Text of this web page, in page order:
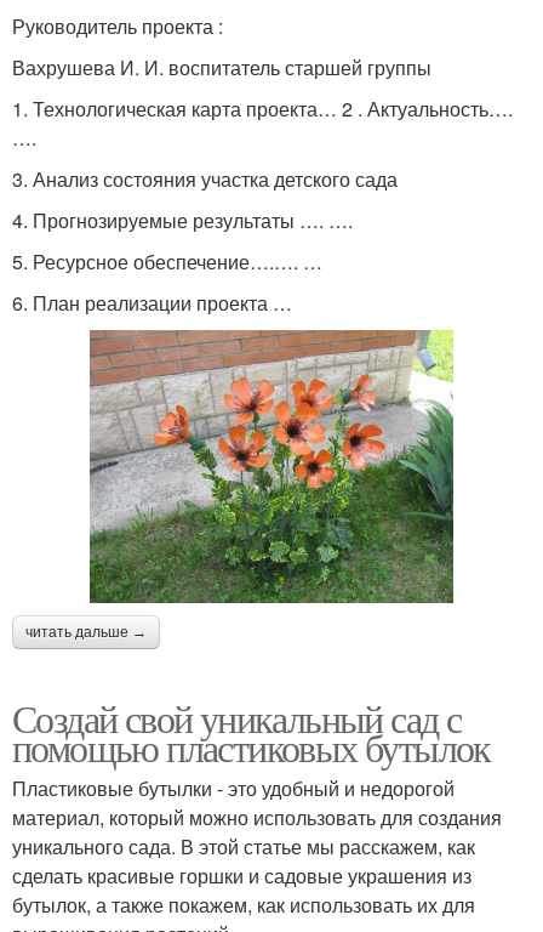
Руководитель проекта :
Вахрушева И. И. воспитатель старшей группы
1. Технологическая карта проекта… 2 . Актуальность….
….
3. Анализ состояния участка детского сада
4. Прогнозируемые результаты …. ….
5. Ресурсное обеспечение….…. …
6. План реализации проекта …
читать дальше →
Создай свой уникальный сад с
помощью пластиковых бутылок
Пластиковые бутылки - это удобный и недорогой
материал, который можно использовать для создания
уникального сада. В этой статье мы расскажем, как
сделать красивые горшки и садовые украшения из
бутылок, а также покажем, как использовать их для